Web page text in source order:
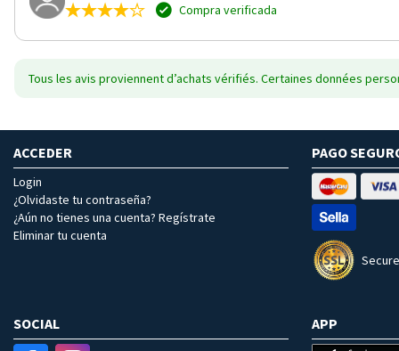
Compra verificada
Tous les avis proviennent d’achats vérifiés. Certaines données
ACCEDER
Login
¿Olvidaste tu contraseña?
¿Aún no tienes una cuenta? Regístrate
Eliminar tu cuenta
PAGO
SOCIAL APP